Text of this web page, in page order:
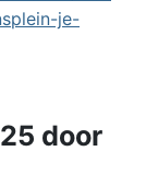
je-
door